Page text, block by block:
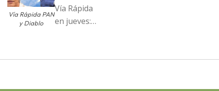
Vía Rápida PAN
y Diablo
Vía Rápida
en jueves:
cartas; El